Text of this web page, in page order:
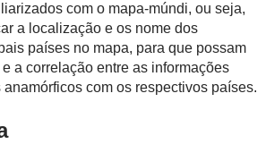
com o mapa-múndi, ou seja,
a localização e os nome dos
países no mapa, para que possam
a correlação entre as informações
com os respectivos países.